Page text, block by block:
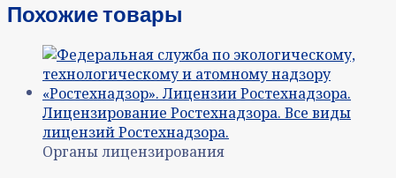
Похожие товары
Органы лицензирования